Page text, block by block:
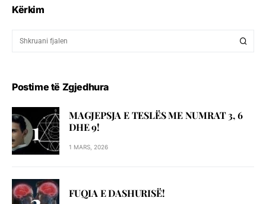
Kërkim
Postime të Zgjedhura
MAGJEPSJA E TESLËS ME NUMRAT 3, 6
DHE 9!
1 MARS, 2026
FUQIA E DASHURISË!